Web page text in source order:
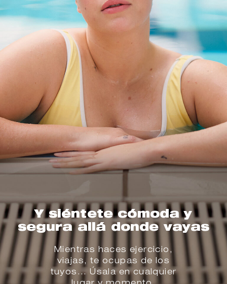
Y siéntete cómoda y
segura allá donde vayas
Mientras haces ejercicio,
viajas, te ocupas de los
tuyos... Úsala en cualquier